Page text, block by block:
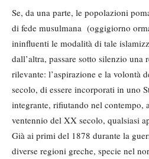
Se, da una parte, le popolazioni
di fede musulmana (oggigiorno
ininfluenti le modalità di tale
dall’altra, passare sotto silenzio una
rilevante: l’aspirazione e la volontà
secolo, di essere incorporati in uno
integrante, rifiutando nel contempo,
ventennio del XX secolo, qualsiasi
Già ai primi del 1878 durante la
diverse regioni greche, specie nel